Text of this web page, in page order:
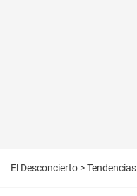
El Desconcierto >Tendencias